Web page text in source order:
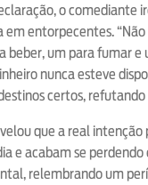
o comediante
entorpecentes.
beber, um para fumar
nunca esteve
certos,
que a real
e acabam se
relembrando um